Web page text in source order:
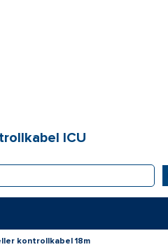
ICU
kontrollkabel 18m